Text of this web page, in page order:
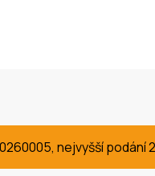
nejvyšší podání